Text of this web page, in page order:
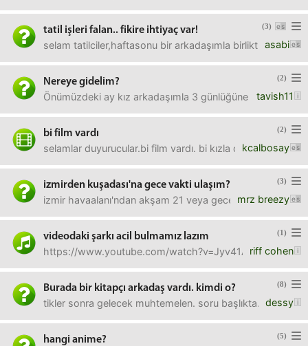
(3)
tatil işleri falan.. fikire ihtiyaç var!
asabi
selam tatilciler,haftasonu bir arkadaşımla birlikte ege'de
(2)
Nereye gidelim?
tavish11
Önümüzdeki ay kız arkadaşımla 3 günlüğüne İzmir'e
(2)
bi film vardı
kcalbosay
selamlar duyurucular.bi film vardı. bi kızla çapkın bi
(3)
izmirden kuşadası'na gece vakti ulaşım?
mrz breezy
izmir havaalanı'ndan akşam 21 veya gece 01'de
(1)
videodaki şarkı acil bulmamız lazım
riff cohen
https://www.youtube.com/watch?v=Jyv41Az6-
(8)
Burada bir kitapçı arkadaş vardı. kimdi o?
dessy
tikler sonra gelecek muhtemelen. soru başlıkta.
(5)
hangi anime?